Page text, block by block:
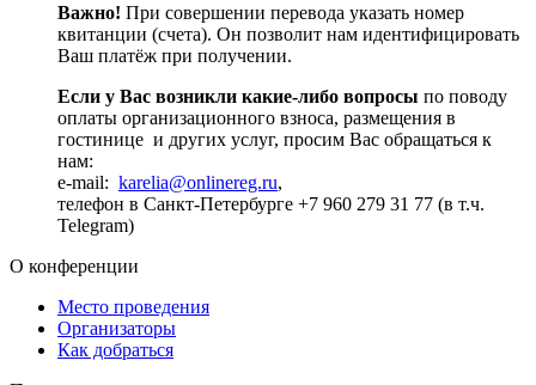
Важно! При совершении перевода указать номер
квитанции (счета). Он позволит нам идентифицировать
Ваш платёж при получении.
Если у Вас возникли какие-либо вопросы по поводу
оплаты организационного взноса, размещения в
гостинице и других услуг, просим Вас обращаться к
нам:
e-mail: karelia@onlinereg.ru,
телефон в Санкт-Петербурге +7 960 279 31 77 (в т.ч.
Telegram)
О конференции
Место проведения
Организаторы
Как добраться